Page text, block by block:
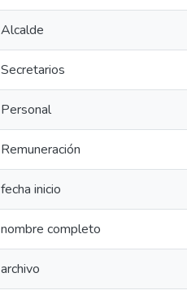
Alcalde
Secretarios
Personal
Remuneración
fecha inicio
nombre completo
archivo